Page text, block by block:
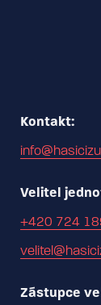
Kontakt:
Velitel
+420 724
Zástupce